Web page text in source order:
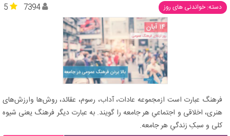
دسته: خواندنی های روز 5 7394
فرهنگ عبارت است ازمجموعه عادات، آداب، رسوم، عقائد، روش‌ها وارزش‌های
هنری، اخلاقی و اجتماعیِ هر جامعه را گویند. به عبارت دیگر فرهنگ یعنی شیوه
کلی و سبکِ زندگیِ هر جامعه.